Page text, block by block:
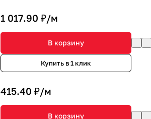
1 017.90 ₽/м
В корзину
Купить в 1 клик
415.40 ₽/м
В корзину